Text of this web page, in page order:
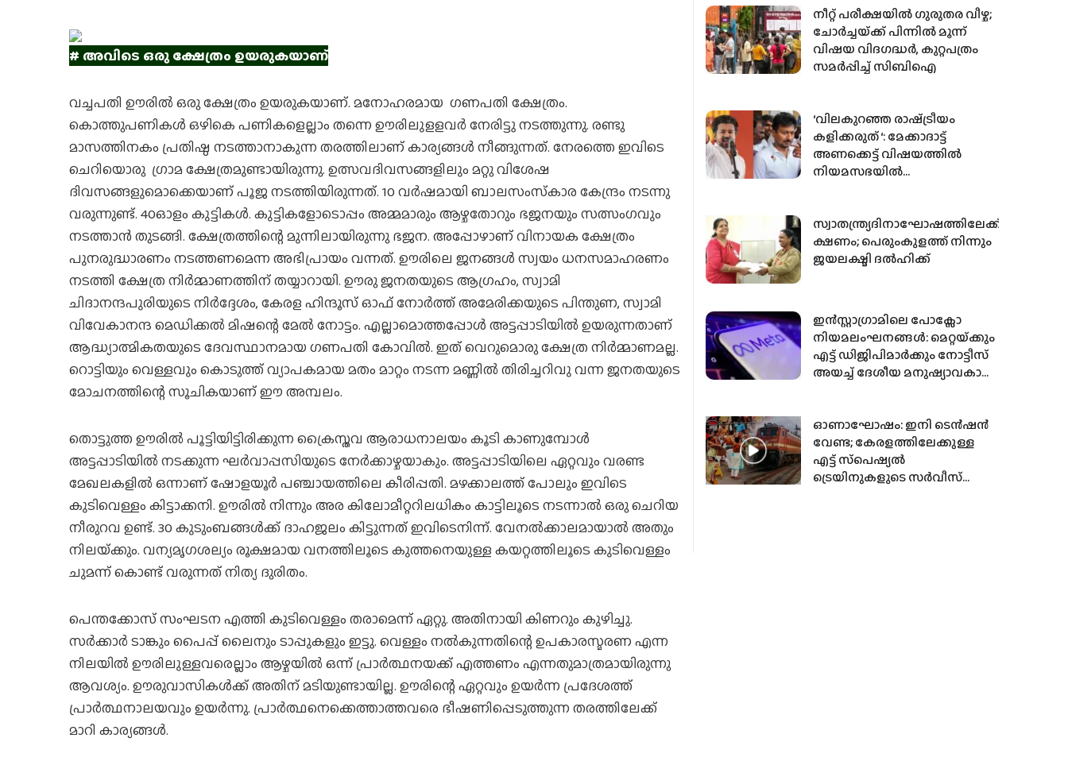
# അവിടെ ഒരു ക്ഷേത്രം ഉയരുകയാണ്
വച്ചപതി ഊരില്‍ ഒരു ക്ഷേത്രം ഉയരുകയാണ്. മനോഹരമായ ഗണപതി ക്ഷേത്രം.
കൊത്തുപണികള്‍ ഒഴികെ പണികളെല്ലാം തന്നെ ഊരിലുളളവര്‍ നേരിട്ടു നടത്തുന്നു. രണ്ടു
മാസത്തിനകം പ്രതിഷ്ഠ നടത്താനാകുന്ന തരത്തിലാണ് കാര്യങ്ങള്‍ നീങ്ങുന്നത്. നേരത്തെ ഇവിടെ
ചെറിയൊരു ഗ്രാമ ക്ഷേത്രമുണ്ടായിരുന്നു. ഉത്സവദിവസങ്ങളിലും മറ്റു വിശേഷ
ദിവസങ്ങളുമൊക്കെയാണ് പൂജ നടത്തിയിരുന്നത്. 10 വര്‍ഷമായി ബാലസംസ്‌കാര കേന്ദ്രം നടന്നു
വരുന്നുണ്ട്. 40ഓളം കുട്ടികള്‍. കുട്ടികളോടൊപ്പം അമ്മമാരും ആഴ്ചതോറും ഭജനയും സത്സംഗവും
നടത്താന്‍ തുടങ്ങി. ക്ഷേത്രത്തിന്റെ മുന്നിലായിരുന്നു ഭജന. അപ്പോഴാണ് വിനായക ക്ഷേത്രം
പുനരുദ്ധാരണം നടത്തണമെന്ന അഭിപ്രായം വന്നത്. ഊരിലെ ജനങ്ങള്‍ സ്വയം ധനസമാഹരണം
നടത്തി ക്ഷേത്ര നിര്‍മ്മാണത്തിന് തയ്യാറായി. ഊരു ജനതയുടെ ആഗ്രഹം, സ്വാമി
ചിദാനന്ദപുരിയുടെ നിര്‍ദ്ദേശം, കേരള ഹിന്ദൂസ് ഓഫ് നോര്‍ത്ത് അമേരിക്കയുടെ പിന്തുണ, സ്വാമി
വിവേകാനന്ദ മെഡിക്കല്‍ മിഷന്റെ മേല്‍ നോട്ടം. എല്ലാമൊത്തപ്പോള്‍ അട്ടപ്പാടിയില്‍ ഉയരുന്നതാണ്
ആദ്ധ്യാത്മികതയുടെ ദേവസ്ഥാനമായ ഗണപതി കോവില്‍. ഇത് വെറുമൊരു ക്ഷേത്ര നിര്‍മ്മാണമല്ല.
റൊട്ടിയും വെള്ളവും കൊടുത്ത് വ്യാപകമായ മതം മാറ്റം നടന്ന മണ്ണില്‍ തിരിച്ചറിവു വന്ന ജനതയുടെ
മോചനത്തിന്റെ സൂചികയാണ് ഈ അമ്പലം.
തൊട്ടുത്ത ഊരില്‍ പൂട്ടിയിട്ടിരിക്കുന്ന ക്രൈസ്തവ ആരാധനാലയം കൂടി കാണുമ്പോള്‍
അട്ടപ്പാടിയില്‍ നടക്കുന്ന ഘര്‍വാപ്പസിയുടെ നേര്‍ക്കാഴ്ചയാകും. അട്ടപ്പാടിയിലെ ഏറ്റവും വരണ്ട
മേഖലകളില്‍ ഒന്നാണ് ഷോളയൂര്‍ പഞ്ചായത്തിലെ കീരിപ്പതി. മഴക്കാലത്ത് പോലും ഇവിടെ
കുടിവെള്ളം കിട്ടാക്കനി. ഊരില്‍ നിന്നും അര കിലോമീറ്ററിലധികം കാട്ടിലൂടെ നടന്നാല്‍ ഒരു ചെറിയ
നീരുറവ ഉണ്ട്. 30 കുടുംബങ്ങള്‍ക്ക് ദാഹജലം കിട്ടുന്നത് ഇവിടെനിന്ന്. വേനല്‍ക്കാലമായാല്‍ അതും
നിലയ്‌ക്കും. വന്യമൃഗശല്യം രൂക്ഷമായ വനത്തിലൂടെ കുത്തനെയുള്ള കയറ്റത്തിലൂടെ കുടിവെള്ളം
ചുമന്ന് കൊണ്ട് വരുന്നത് നിത്യ ദുരിതം.
പെന്തക്കോസ് സംഘടന എത്തി കുടിവെള്ളം തരാമെന്ന് ഏറ്റു. അതിനായി കിണറും കുഴിച്ചു.
സര്‍ക്കാര്‍ ടാങ്കും പൈപ്പ് ലൈനും ടാപ്പുകളും ഇട്ടു. വെള്ളം നല്‍കുന്നതിന്റെ ഉപകാരസ്മരണ എന്ന
നിലയില്‍ ഊരിലുള്ളവരെല്ലാം ആഴ്ചയില്‍ ഒന്ന് പ്രാര്‍ത്ഥനയക്ക് എത്തണം എന്നതുമാത്രമായിരുന്നു
ആവശ്യം. ഊരുവാസികള്‍ക്ക് അതിന് മടിയുണ്ടായില്ല. ഊരിന്റെ ഏറ്റവും ഉയര്‍ന്ന പ്രദേശത്ത്
പ്രാര്‍ത്ഥനാലയവും ഉയര്‍ന്നു. പ്രാര്‍ത്ഥനെക്കെത്താത്തവരെ ഭീഷണിപ്പെടുത്തുന്ന തരത്തിലേക്ക്
മാറി കാര്യങ്ങള്‍.
നീറ്റ് പരീക്ഷയിൽ ഗുരുതര വീഴ്ച;
ചോർച്ചയ്‌ക്ക് പിന്നിൽ മൂന്ന്
വിഷയ വിദഗദ്ധർ, കുറ്റപത്രം
സമർപ്പിച്ച് സിബിഐ
‘വിലകുറഞ്ഞ രാഷ്‌ട്രീയം
കളിക്കരുത് ‘: മേക്കാദാട്ട്
അണക്കെട്ട് വിഷയത്തിൽ
നിയമസഭയിൽ
സ്റ്റാലിനും
സ്വാതന്ത്ര്യദിനാഘോഷത്തിലേക്ക്
ക്ഷണം; പെരുംകുളത്ത് നിന്നും
ജയലക്ഷ്മി ദൽഹിക്ക്
ഇൻസ്റ്റാഗ്രാമിലെ പോക്സോ
നിയമലംഘനങ്ങൾ: മെറ്റയ്‌ക്കും
എട്ട് ഡിജിപിമാർക്കും നോട്ടീസ്
അയച്ച് ദേശീയ മനുഷ്യാവകാശ
ഓണാഘോഷം: ഇനി ടെന്‍ഷന്‍
വേണ്ട; കേരളത്തിലേക്കുള്ള
എട്ട്‌ സ്‌പെഷ്യല്‍
ട്രെയിനുകളുടെ സര്‍വീസ്